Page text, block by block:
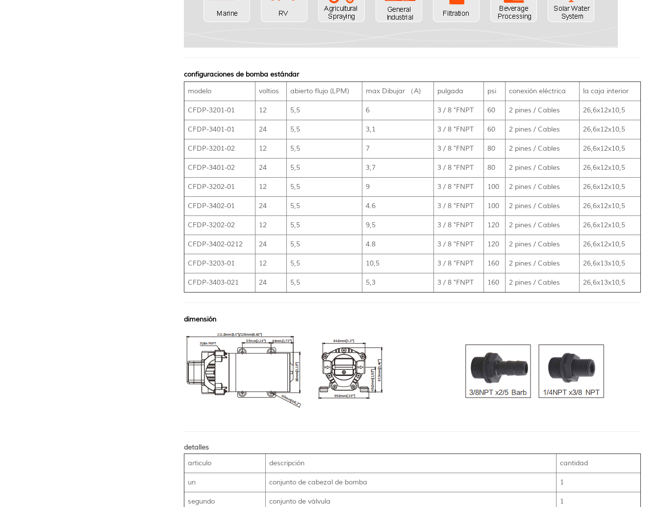
configuraciones de bomba estándar
modelo
voltios abierto flujo (LPM) max Dibujar （A) pulgada psi conexión eléctrica la caja interior
CFDP-3201-01 12 5,5 6 3 / 8 "FNPT 60 2 pines / Cables 26,6x12x10,5
CFDP-3401-01 24 5,5 3,1 3 / 8 "FNPT 60 2 pines / Cables 26,6x12x10,5
CFDP-3201-02 12 5,5 7 3 / 8 "FNPT 80 2 pines / Cables 26,6x12x10,5
CFDP-3401-02 24 5,5 3,7 3 / 8 "FNPT 80 2 pines / Cables 26,6x12x10,5
CFDP-3202-01 12 5,5 9 3 / 8 "FNPT 100 2 pines / Cables 26,6x12x10,5
CFDP-3402-01 24 5,5 4.6 3 / 8 "FNPT 100 2 pines / Cables 26,6x12x10,5
CFDP-3202-02 12 5,5 9,5 3 / 8 "FNPT 120 2 pines / Cables 26,6x12x10,5
CFDP-3402-0212 24 5,5 4.8 3 / 8 "FNPT 120 2 pines / Cables 26,6x12x10,5
CFDP-3203-01 12 5,5 10,5 3 / 8 "FNPT 160 2 pines / Cables 26,6x13x10,5
CFDP-3403-021 24 5,5 5,3 3 / 8 "FNPT 160 2 pines / Cables 26,6x13x10,5
dimensión
detalles
articulo
descripción cantidad
un conjunto de cabezal de bomba 1
segundo conjunto de válvula 1